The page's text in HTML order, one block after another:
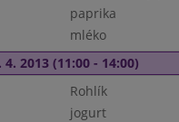
paprika
mléko
2013 (11:00 - 14:00)
Rohlík
jogurt